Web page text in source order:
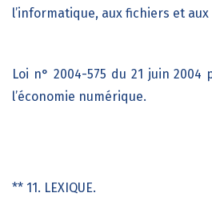
l’informatique, aux fichiers et
Loi n° 2004-575 du 21 juin
l’économie numérique.
** 11. LEXIQUE.